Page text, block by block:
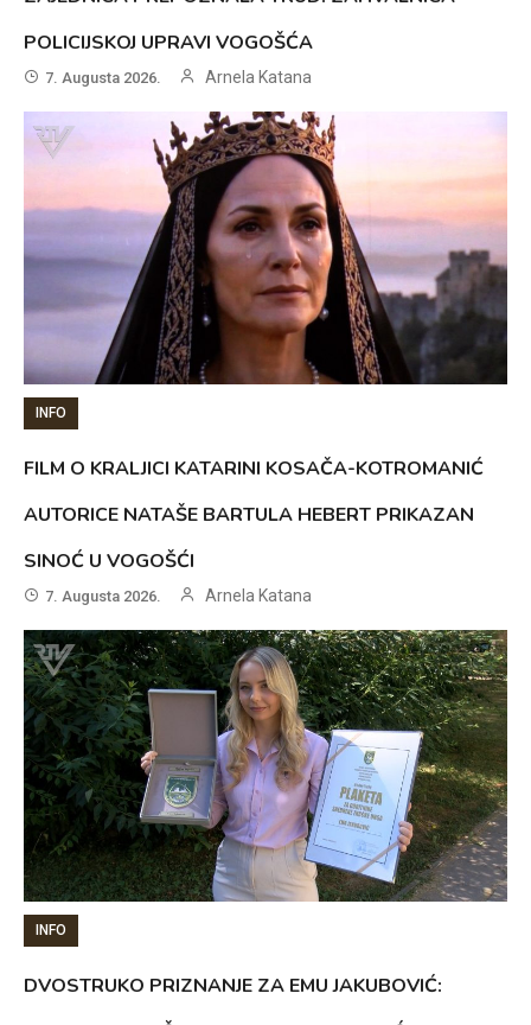
POLICIJSKOJ UPRAVI VOGOŠĆA
7. Augusta 2026. Arnela Katana
INFO
FILM O KRALJICI KATARINI KOSAČA-KOTROMANIĆ
AUTORICE NATAŠE BARTULA HEBERT PRIKAZAN
SINOĆ U VOGOŠĆI
7. Augusta 2026. Arnela Katana
INFO
DVOSTRUKO PRIZNANJE ZA EMU JAKUBOVIĆ: